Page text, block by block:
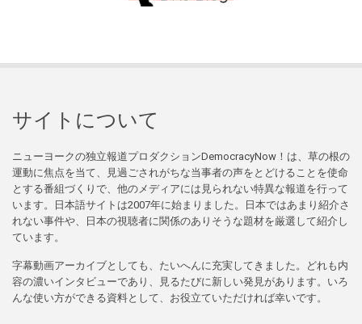
サイトについて
ニューヨークの独立報道プロダクションDemocracyNow！は、草の根の
運動に焦点を当て、見過ごされがちな当事者の声をとどけることを使命
とする番組づくりで、他のメディアには見られない特異な報道を行って
います。日本語サイトは2007年に始まりました。日本ではあまり紹介さ
れない事件や、日本の視聴者に関係のありそうな題材を厳選して紹介し
ています。
字幕動画アーカイブとしても、たいへんに充実してきました。どれも内
容の濃いインタビューであり、見るたびに新しい発見があります。いろ
んな使い方ができる資料として、お役立ていただければ幸いです。